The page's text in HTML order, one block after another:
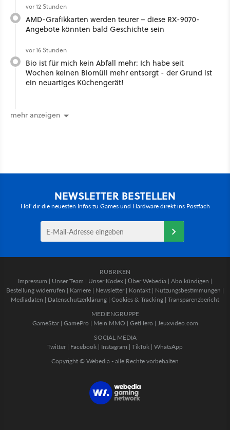
vor 12 Stunden
AMD-Grafikkarten werden teurer – diese RX-9070-
Angebote könnten bald Geschichte sein
vor 16 Stunden
Bio ist für mich kein Abfall mehr: Ich habe seit
Wochen keinen Biomüll mehr entsorgt - der Grund ist
ein neuartiges Küchengerät!
mehr anzeigen
NEWSLETTER BESTELLEN
Hol' dir die neuesten Infos zu Games und Hardware direkt ins Postfach
RUBRIKEN
Impressum | Unser Team | Unser Kodex | Über Webedia | Abo kündigen |
Bestellung widerrufen | Karriere | Newsletter | Kontakt | Nutzungsbestimmungen |
Mediadaten | Datenschutzerklärung | Cookies & Tracking | Transparenzbericht
MEDIENGRUPPE
GameStar| GamePro | Mein MMO | GetHero | Jeuxvideo.com
SOCIAL MEDIA
Twitter | Facebook | Instagram | TikTok | WhatsApp
Copyright © Webedia - alle Rechte vorbehalten